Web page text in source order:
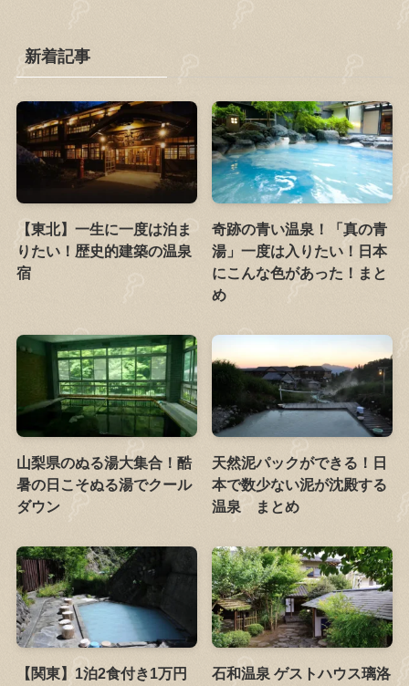
新着記事
【東北】一生に一度は泊ま
りたい！歴史的建築の温泉
宿
奇跡の青い温泉！「真の青
湯」一度は入りたい！日本
にこんな色があった！まと
め
山梨県のぬる湯大集合！酷
暑の日こそぬる湯でクール
ダウン
天然泥パックができる！日
本で数少ない泥が沈殿する
温泉 まとめ
【関東】1泊2食付き1万円
石和温泉 ゲストハウス璃洛